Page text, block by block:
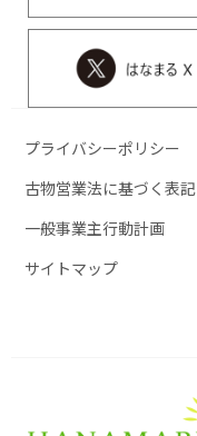
プライバシーポリシー
古物営業法に基づく表記
一般事業主行動計画
サイトマップ